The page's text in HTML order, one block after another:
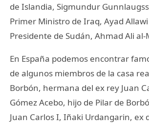
de Islandia, Sigmundur
Primer Ministro de Iraq, Ayad
Presidente de Sudán, Ahmad Ali
En España podemos encontrar
de algunos miembros de la casa
Borbón, hermana del ex rey Juan
Gómez Acebo, hijo de Pilar de
Juan Carlos I, Iñaki Urdangarin, ex